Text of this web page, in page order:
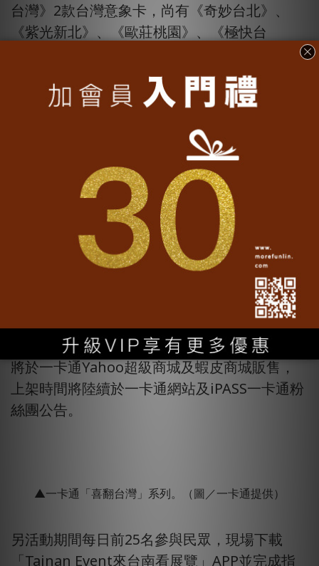
台灣》2款台灣意象卡，尚有《奇妙台北》、
《紫光新北》、《歐莊桃園》、《極快台
市一卡通，全部共8款都會在本次設計展中展
售。一卡通總經理張修齊表示，本系列票卡除
廣之意義，後續也將推出台灣各城市意象一卡
通，提供民眾收藏使用，也歡迎各縣市政府及
觀光產業業者異業合作，一起為推廣台灣及行
銷城市而努力。
本系列票卡9/30~10/1於藍晒圖文創園區及
10/8~10/9於文創Plus-台南創意中心的設計行
旅市集展售，8款一卡通每張單價100元，台南
設計展獨家優惠《Hi Taiwan》、《寶島台灣》
及《府城台南》任選2張175元，全系列8款買7
張送1張只要700元，此8款及後續其他城市款也
將於一卡通Yahoo超級商城及蝦皮商城販售，
上架時間將陸續於一卡通網站及iPASS一卡通粉
絲團公告。
▲一卡通「喜翻台灣」系列。（圖／一卡通提供）
另活動期間每日前25名參與民眾，現場下載
「Tainan Event來台南看展覽」APP並完成指